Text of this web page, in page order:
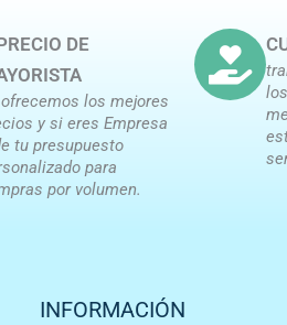
DE
ofrecemos los mejores
y si eres Empresa
tu presupuesto
para
por volumen.
INFORMACIÓN